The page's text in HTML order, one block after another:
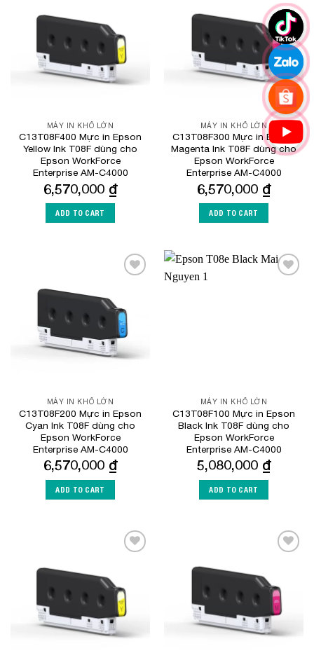
MÁY IN KHỔ LỚN
C13T08F400 Mực in Epson
Yellow Ink T08F dùng cho
Epson WorkForce
Enterprise​ AM-C4000
6,570,000 ₫
ADD TO CART
Add to
Wishlist
MÁY IN KHỔ LỚN
C13T08F300 Mực in Epson
Magenta Ink T08F dùng cho
Epson WorkForce
Enterprise​ AM-C4000
6,570,000 ₫
ADD TO CART
MÁY IN KHỔ LỚN
C13T08F200 Mực in Epson
Cyan Ink T08F dùng cho
Epson WorkForce
Enterprise​ AM-C4000
6,570,000 ₫
ADD TO CART
MÁY IN KHỔ LỚN
C13T08F100 Mực in Epson
Black Ink T08F dùng cho
Epson WorkForce
Enterprise​ AM-C4000
5,080,000 ₫
ADD TO CART